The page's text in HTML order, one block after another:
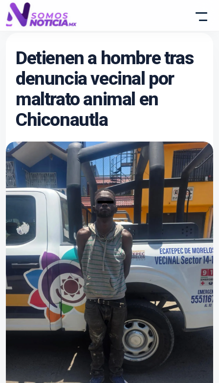
Detienen a hombre tras
denuncia vecinal por
maltrato animal en
Chiconautla